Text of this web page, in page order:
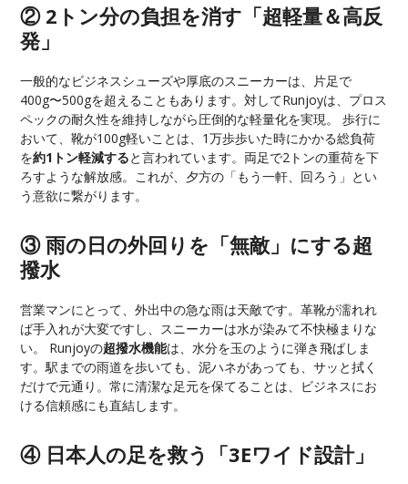
② 2トン分の負担を消す「超軽量＆高反
発」
一般的なビジネスシューズや厚底のスニーカーは、片足で
400g〜500gを超えることもあります。対してRunjoyは、プロス
ペックの耐久性を維持しながら圧倒的な軽量化を実現。 歩行に
おいて、靴が100g軽いことは、1万歩歩いた時にかかる総負荷
を約1トン軽減すると言われています。両足で2トンの重荷を下
ろすような解放感。これが、夕方の「もう一軒、回ろう」とい
う意欲に繋がります。
③ 雨の日の外回りを「無敵」にする超
撥水
営業マンにとって、外出中の急な雨は天敵です。革靴が濡れれ
ば手入れが大変ですし、スニーカーは水が染みて不快極まりな
い。 Runjoyの超撥水機能は、水分を玉のように弾き飛ばしま
す。駅までの雨道を歩いても、泥ハネがあっても、サッと拭く
だけで元通り。常に清潔な足元を保てることは、ビジネスにお
ける信頼感にも直結します。
④ 日本人の足を救う「3Eワイド設計」